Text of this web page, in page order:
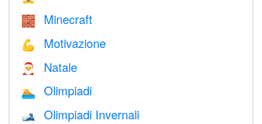
🧱 Minecraft
💪 Motivazione
🎅 Natale
🏊 Olimpiadi
🎿 Olimpiadi Invernali